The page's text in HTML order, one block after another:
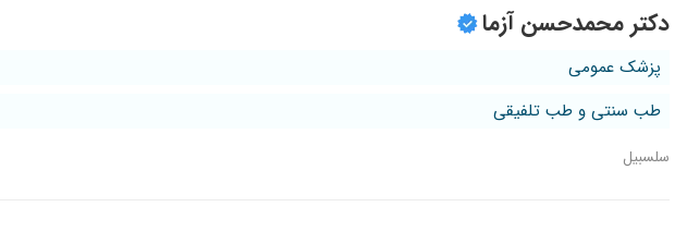
دکتر محمدحسن آزما
پزشک عمومی
طب سنتی و طب تلفیقی
سلسبیل